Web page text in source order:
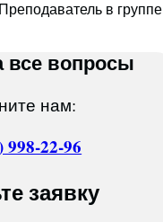
в группе
все вопросы
нам:
998-22-96
заявку